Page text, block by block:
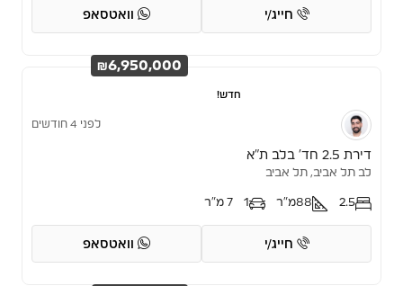
חייג/י וואטסאפ
חדש!
₪6,950,000
לפני 4 חודשים
דירת 2.5 חד’ בלב ת”א
לב תל אביב, תל אביב
2.5
88מ"ר 1 7 מ"ר
חייג/י וואטסאפ